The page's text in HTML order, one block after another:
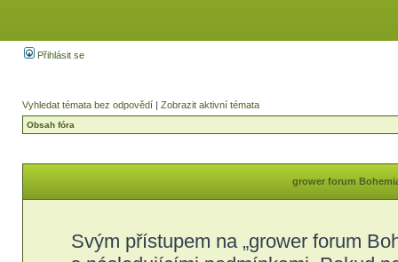
Přihlásit se
Vyhledat témata bez odpovědí | Zobrazit aktivní témata
Obsah fóra
grower forum
Svým přístupem na „grower forum